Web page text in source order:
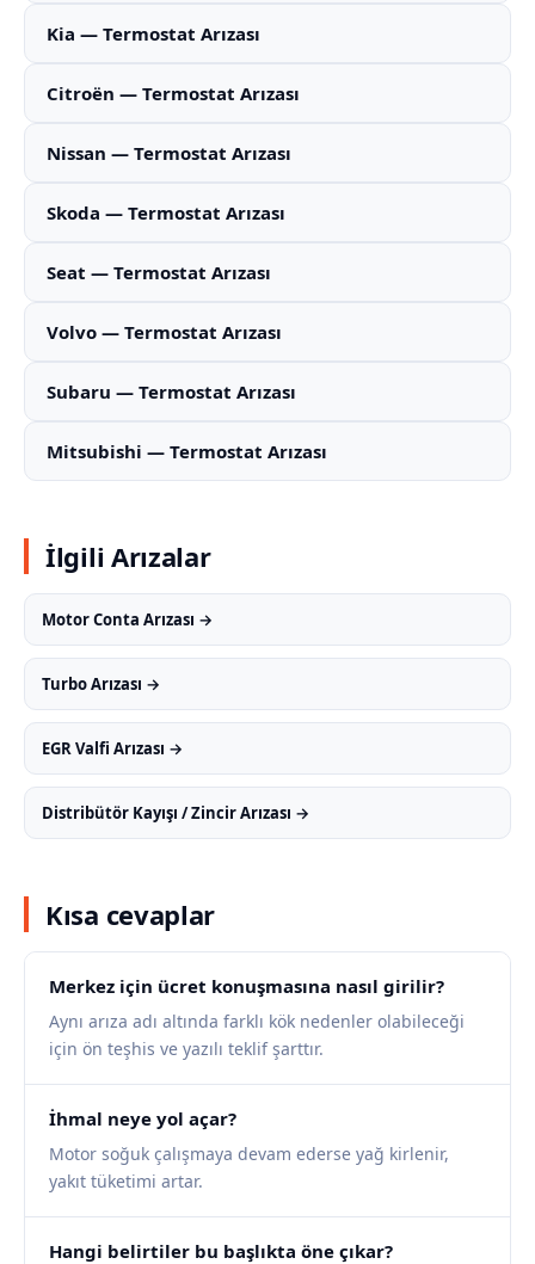
Kia — Termostat Arızası
Citroën — Termostat Arızası
Nissan — Termostat Arızası
Skoda — Termostat Arızası
Seat — Termostat Arızası
Volvo — Termostat Arızası
Subaru — Termostat Arızası
Mitsubishi — Termostat Arızası
İlgili Arızalar
Motor Conta Arızası →
Turbo Arızası →
EGR Valfi Arızası →
Distribütör Kayışı / Zincir Arızası →
Kısa cevaplar
Merkez için ücret konuşmasına nasıl girilir?
Aynı arıza adı altında farklı kök nedenler olabileceği
için ön teşhis ve yazılı teklif şarttır.
İhmal neye yol açar?
Motor soğuk çalışmaya devam ederse yağ kirlenir,
yakıt tüketimi artar.
Hangi belirtiler bu başlıkta öne çıkar?